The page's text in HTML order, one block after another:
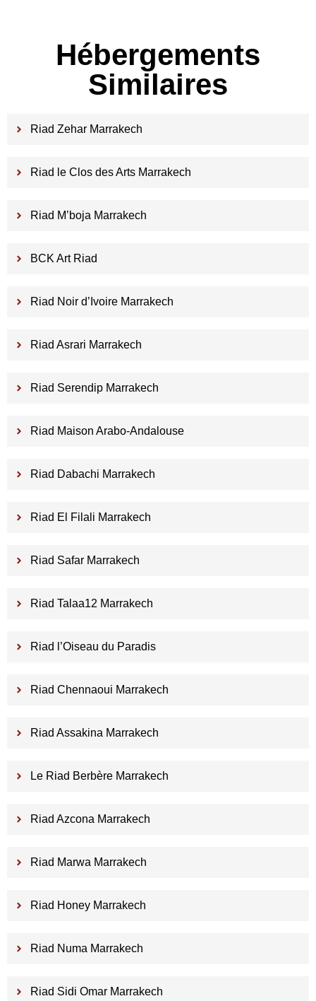
Hébergements
Similaires
Riad Zehar Marrakech
Riad le Clos des Arts Marrakech
Riad M’boja Marrakech
BCK Art Riad
Riad Noir d’Ivoire Marrakech
Riad Asrari Marrakech
Riad Serendip Marrakech
Riad Maison Arabo-Andalouse
Riad Dabachi Marrakech
Riad El Filali Marrakech
Riad Safar Marrakech
Riad Talaa12 Marrakech
Riad l’Oiseau du Paradis
Riad Chennaoui Marrakech
Riad Assakina Marrakech
Le Riad Berbère Marrakech
Riad Azcona Marrakech
Riad Marwa Marrakech
Riad Honey Marrakech
Riad Numa Marrakech
Riad Sidi Omar Marrakech